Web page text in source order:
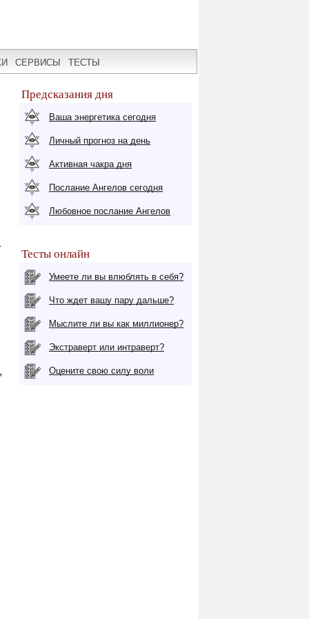
СЕРВИСЫ ТЕСТЫ
Предсказания дня
Ваша энергетика сегодня
Личный прогноз на день
Активная чакра дня
Послание Ангелов сегодня
Любовное послание Ангелов
Тесты онлайн
Умеете ли вы влюблять в себя?
Что ждет вашу пару дальше?
Мыслите ли вы как миллионер?
Экстраверт или интраверт?
Оцените свою силу воли